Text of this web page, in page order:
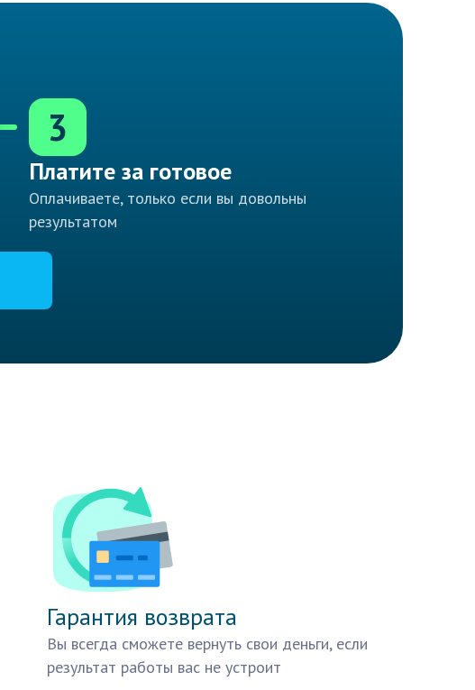
3
Платите за готовое
Оплачиваете, только если вы довольны
результатом
Гарантия возврата
Вы всегда сможете вернуть свои деньги, если
результат работы вас не устроит